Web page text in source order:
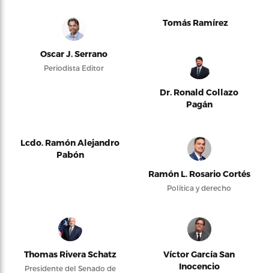
Oscar J. Serrano
Periodista Editor
Tomás Ramírez
Dr. Ronald Collazo
Pagán
Lcdo. Ramón Alejandro
Pabón
Ramón L. Rosario Cortés
Política y derecho
Thomas Rivera Schatz
Presidente del Senado de
Víctor García San
Inocencio